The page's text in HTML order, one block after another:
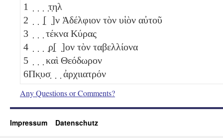
1
̣ ̣ ̣ ̣τ̣ηλ
2 ̣ ̣ ̣[ ̣]ν Ἀδέλφιον τὸν υἱὸν αὐτοῦ
3 ̣ ̣ ̣ τέκνα Κύρας
4 ̣ ̣ ̣ ̣ρ̣[ ̣]ον τὸν ταβελλίονα
5 ̣ ̣ ̣ καὶ Θεόδωρον
6Πκ̣υσ̣ ̣ ̣ ἀρχιιατρόν
Any Questions or Comments?
Impressum Datenschutz